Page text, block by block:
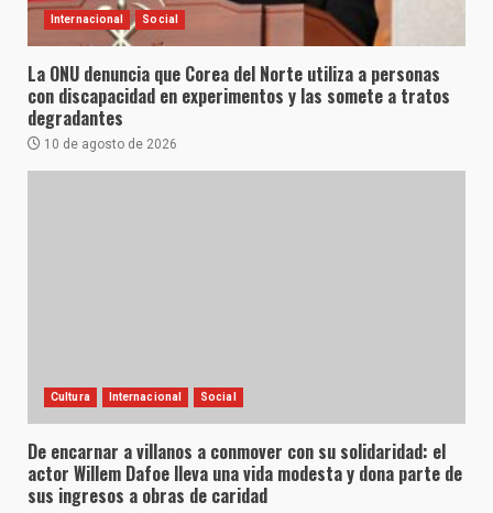
Internacional Social
La ONU denuncia que Corea del Norte utiliza a personas
con discapacidad en experimentos y las somete a tratos
degradantes
10 de agosto de 2026
Cultura Internacional Social
De encarnar a villanos a conmover con su solidaridad: el
actor Willem Dafoe lleva una vida modesta y dona parte de
sus ingresos a obras de caridad